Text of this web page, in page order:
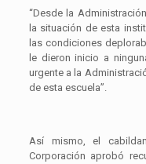
“Desde la
la situación de esta
las condiciones
le dieron inicio a
urgente a la
de esta escuela”.
Así mismo, el
Corporación aprobó